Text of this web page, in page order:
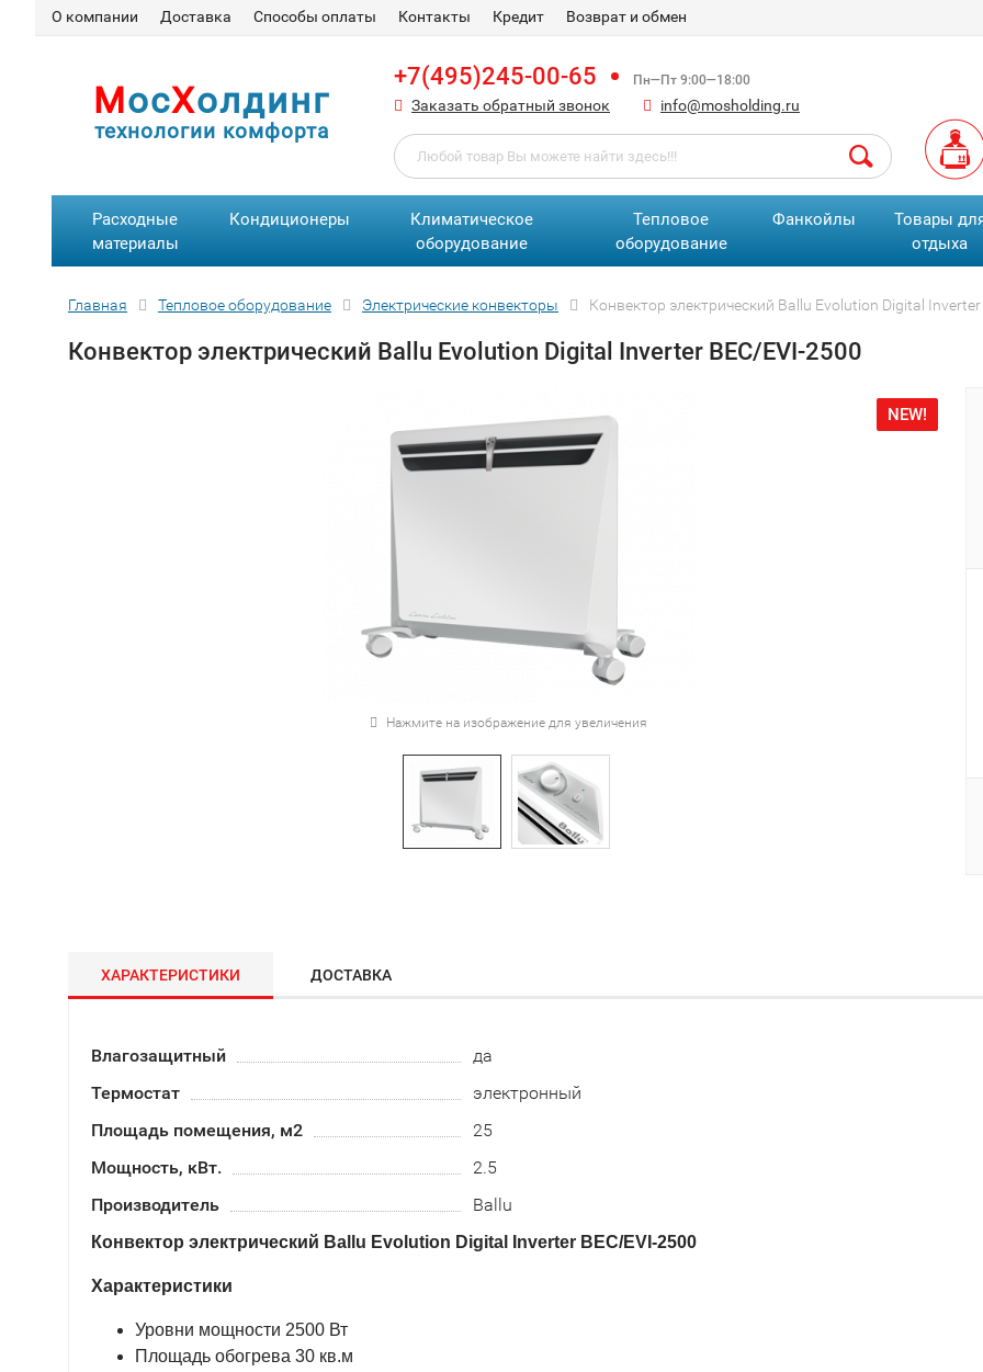
О компании Доставка Способы оплаты Контакты Кредит Возврат и обмен
МосХолдинг
технологии комфорта
+7(495)245-00-65 Пн—Пт 9:00—18:00
Заказать обратный звонок info@mosholding.ru
Расходные
материалы
Кондиционеры
Климатическое
оборудование
Тепловое
оборудование
Фанкойлы
Товары
отдыха
Главная Тепловое оборудование Электрические конвекторы Конвектор электрический Ballu Evolution Digital
Конвектор электрический Ballu Evolution Digital Inverter BEC/EVI-2500
Нажмите на изображение для увеличения
NEW!
ХАРАКТЕРИСТИКИ ДОСТАВКА
Влагозащитный
да
Термостат
электронный
Площадь помещения, м2
25
Мощность, кВт.
2.5
Производитель
Ballu
Конвектор электрический Ballu Evolution Digital Inverter BEC/EVI-2500
Характеристики
Уровни мощности 2500 Вт
Площадь обогрева 30 кв.м